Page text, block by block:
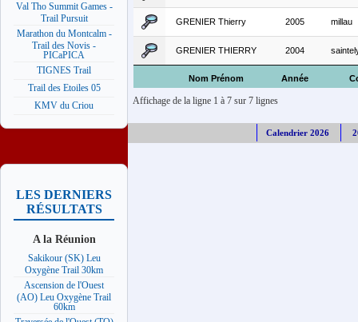
Val Tho Summit Games -
Trail Pursuit
Marathon du Montcalm -
Trail des Novis -
PICaPICA
TIGNES Trail
Trail des Etoiles 05
KMV du Criou
LES DERNIERS
RÉSULTATS
A la Réunion
Sakikour (SK) Leu
Oxygène Trail 30km
Ascension de l'Ouest
(AO) Leu Oxygène Trail
60km
Nom Prénom Année
GRENIER Thierry 2005 millau
GRENIER THIERRY 2004
Affichage de la ligne 1 à 7 sur 7 lignes
Calendrier 2026